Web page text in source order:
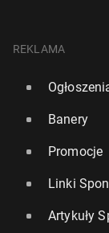
REKLAMA
Banery
Promocje
Linki
Artykuły